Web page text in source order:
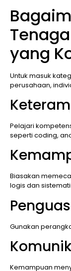
yang
Untuk masuk
perusahaan,
Pelajari
seperti coding,
Biasakan
logis dan
Gunakan
Kemampuan